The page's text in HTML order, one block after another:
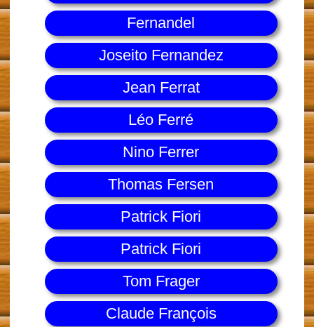
Fernandel
Joseito Fernandez
Jean Ferrat
Léo Ferré
Nino Ferrer
Thomas Fersen
Patrick Fiori
Patrick Fiori
Tom Frager
Claude François